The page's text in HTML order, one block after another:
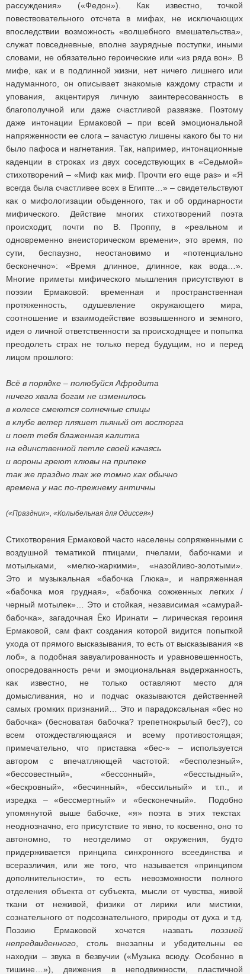
рассуждения» («Федон»). Как известно, точкой
повествовательного отсчета в мифах, не исключающих
впоследствии возможность «волшебного вмешательства»,
служат повседневные, вполне заурядные поступки, иными
словами, не обязательно героические или «из ряда вон». В
мифе, как и в подлинной жизни, нет ничего лишнего или
надуманного, он описывает знакомые каждому страсти и
упования, акцентируя личную заинтересованность в
благополучной или даже счастливой развязке. Поэтому
даже интонации Ермаковой – при всей эмоциональной
напряженности ее слога – зачастую лишены какого бы то ни
было пафоса и нагнетания. Так, например, интонационные
каденции в строках из двух соседствующих в «Седьмой»
стихотворений – «Миф как миф. Прочти его еще раз» и «Я
всегда была счастливее всех в Египте…» – свидетельствуют
как о мифологизации обыденного, так и об ординарности
мифического. Действие многих стихотворений поэта
происходит, почти по В. Проппу, в «реальном и
одновременно внеисторическом времени», это время, по
сути, беспаузно, неостановимо и «потенциально
бесконечно»: «Время длинное, длинное, как вода…».
Многие приметы мифического мышления присутствуют в
поэзии Ермаковой: временная и пространственная
протяженность, одушевление окружающего мира,
соотношение и взаимодействие возвышенного и земного,
идея о личной ответственности за происходящее и попытка
преодолеть страх не только перед будущим, но и перед
лицом прошлого:
Всё в порядке – полюбуйся Афродита
ничего хвала богам не изменилось
в колесе смеются солнечные спицы
в клубе ветер пляшет пьяный от восторга
и поет тебя блаженная калитка
на единственной петле своей качаясь
и вороны греют клювы на припеке
так же праздно так же томно как обычно
времена у нас по-прежнему античны
(«Праздник», «Колыбельная для Одиссея»)
Стихотворения Ермаковой часто населены сопряженными с
воздушной тематикой птицами, пчелами, бабочками и
мотыльками, «мелко-жаркими», «назойливо-золотыми».
Это и музыкальная «бабочка Глюка», и напряженная
«бабочка моя грудная», «бабочка сожженных легких /
черный мотылек»… Это и стойкая, независимая «самурай-
бабочка», загадочная Ёко Иринати – лирическая героиня
Ермаковой, сам факт создания которой видится попыткой
ухода от прямого высказывания, то есть от высказывания «в
лоб», а подобная завуалированность и уравновешенность,
опосредованность речи и эмоциональная выдержанность,
как известно, не только оставляют место для
домысливания, но и подчас оказываются действенней
самых громких признаний… Это и парадоксальная «бес но
бабочка» (бесноватая бабочка? трепетнокрылый бес?), со
всем отождествляющаяся и всему противостоящая;
примечательно, что приставка «бес-» – используется
автором с впечатляющей частотой: «бесполезный»,
«бессовестный», «бессонный», «бесстыдный»,
«бескровный», «бесчинный», «бессильный» и т.п., и
изредка – «бессмертный» и «бесконечный». Подобно
упомянутой выше бабочке, «я» поэта в этих текстах
неоднозначно, его присутствие то явно, то косвенно, оно то
автономно, то неотделимо от окружения, будто
придерживается принципа синхронного всеединства и
всеразличия, или же того, что называется «принципом
дополнительности», то есть невозможности полного
отделения объекта от субъекта, мысли от чувства, живой
ткани от неживой, физики от лирики или мистики,
сознательного от подсознательного, природы от духа и т.д.
Поэзию Ермаковой хочется назвать поэзией
непредвиденного , столь внезапны и убедительны ее
находки – звука в безвучии («Музыка всюду. Особенно в
тишине…»), движения в неподвижности, пластичной